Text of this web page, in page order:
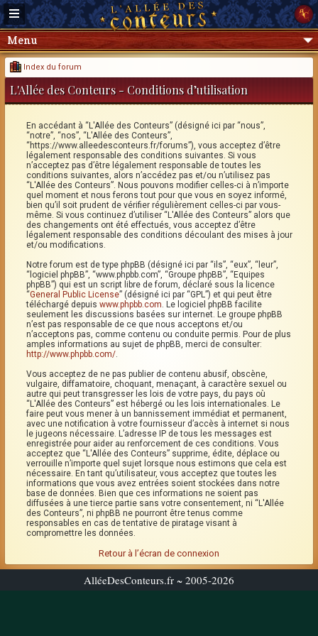
Menu
Index du forum
L'Allée des Conteurs - Conditions d’utilisation
En accédant à “L'Allée des Conteurs” (désigné ici par “nous”,
“notre”, “nos”, “L'Allée des Conteurs”,
“https://www.alleedesconteurs.fr/forums”), vous acceptez d’être
légalement responsable des conditions suivantes. Si vous
n’acceptez pas d’être légalement responsable de toutes les
conditions suivantes, alors n’accédez pas et/ou n’utilisez pas
“L'Allée des Conteurs”. Nous pouvons modifier celles-ci à n’importe
quel moment et nous ferons tout pour que vous en soyez informé,
bien qu’il soit prudent de vérifier régulièrement celles-ci par vous-
même. Si vous continuez d’utiliser “L'Allée des Conteurs” alors que
des changements ont été effectués, vous acceptez d’être
légalement responsable des conditions découlant des mises à jour
et/ou modifications.
Notre forum est de type phpBB (désigné ici par “ils”, “eux”, “leur”,
“logiciel phpBB”, “www.phpbb.com”, “Groupe phpBB”, “Equipes
phpBB”) qui est un script libre de forum, déclaré sous la licence
“General Public License” (désigné ici par “GPL”) et qui peut être
téléchargé depuis www.phpbb.com. Le logiciel phpBB facilite
seulement les discussions basées sur internet. Le groupe phpBB
n’est pas responsable de ce que nous acceptons et/ou
n’acceptons pas, comme contenu ou conduite permis. Pour de plus
amples informations au sujet de phpBB, merci de consulter:
http://www.phpbb.com/.
Vous acceptez de ne pas publier de contenu abusif, obscène,
vulgaire, diffamatoire, choquant, menaçant, à caractère sexuel ou
autre qui peut transgresser les lois de votre pays, du pays où
“L'Allée des Conteurs” est hébergé ou les lois internationales. Le
faire peut vous mener à un bannissement immédiat et permanent,
avec une notification à votre fournisseur d’accès à internet si nous
le jugeons nécessaire. L’adresse IP de tous les messages est
enregistrée pour aider au renforcement de ces conditions. Vous
acceptez que “L'Allée des Conteurs” supprime, édite, déplace ou
verrouille n’importe quel sujet lorsque nous estimons que cela est
nécessaire. En tant qu’utilisateur, vous acceptez que toutes les
informations que vous avez entrées soient stockées dans notre
base de données. Bien que ces informations ne soient pas
diffusées à une tierce partie sans votre consentement, ni “L'Allée
des Conteurs”, ni phpBB ne pourront être tenus comme
responsables en cas de tentative de piratage visant à
compromettre les données.
Retour à l’écran de connexion
AlléeDesConteurs.fr ~ 2005-2026